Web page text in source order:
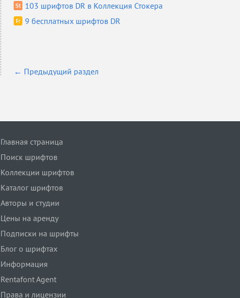
103 шрифтов DR в Коллекция Стокера
9 бесплатных шрифтов DR
← Предыдущий раздел
Главная страница
Поиск шрифтов
Коллекции шрифтов
Каталог шрифтов
Авторы и студии
Цены на аренду
Подписки на шрифты
Блог о шрифтах
Информация
Rentafont Agent
Права и лицензии